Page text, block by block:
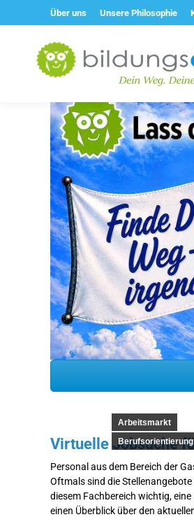
Über uns Unsere Philosophie
Arbeitsmarkt
Berufsorientierung
Virtuelle Jobsuche
Personal aus dem Bereich der
Oftmals sind die
diesem Fachbereich wichtig,
einen Überblick über den